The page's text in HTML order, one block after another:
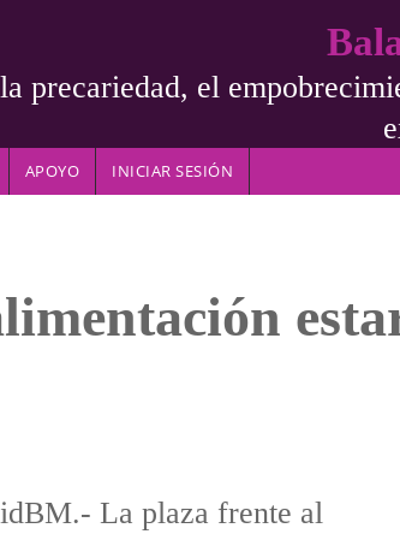
precariedad, el
APOYO INICIAR SESIÓN
La plaza frente al